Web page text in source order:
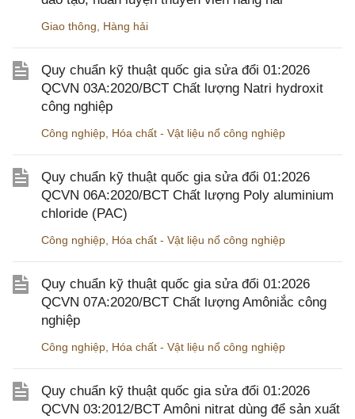
Giao thông Hàng hải
Quy chuẩn kỹ thuật quốc gia sửa đổi 01:2026
QCVN 03A:2020/BCT Chất lượng Natri hydroxit
công nghiệp
Công nghiệp Hóa chất - Vật liệu nổ công nghiệp
Quy chuẩn kỹ thuật quốc gia sửa đổi 01:2026
QCVN 06A:2020/BCT Chất lượng Poly aluminium
chloride (PAC)
Công nghiệp Hóa chất - Vật liệu nổ công nghiệp
Quy chuẩn kỹ thuật quốc gia sửa đổi 01:2026
QCVN 07A:2020/BCT Chất lượng Amôniắc công
nghiệp
Công nghiệp Hóa chất - Vật liệu nổ công nghiệp
Quy chuẩn kỹ thuật quốc gia sửa đổi 01:2026
QCVN 03:2012/BCT Amôni nitrat dùng để sản xuất